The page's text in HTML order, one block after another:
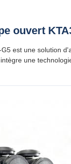
ouvert
est une solution
une